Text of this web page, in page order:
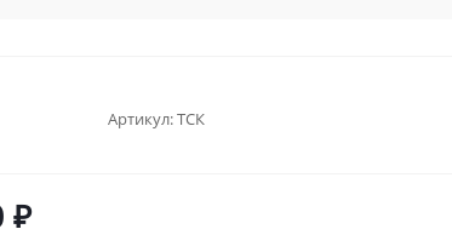
Артикул:ТСК
₽